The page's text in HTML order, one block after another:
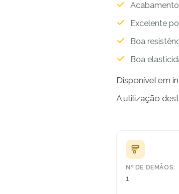
Excelente
Boa
Boa
Disponível em
A utilização
Nº DE DEMÃOS:
1